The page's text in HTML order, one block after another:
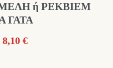
ή ΡΕΚΒΙΕΜ
ΓΑΤΑ
Original
8,10 €Η